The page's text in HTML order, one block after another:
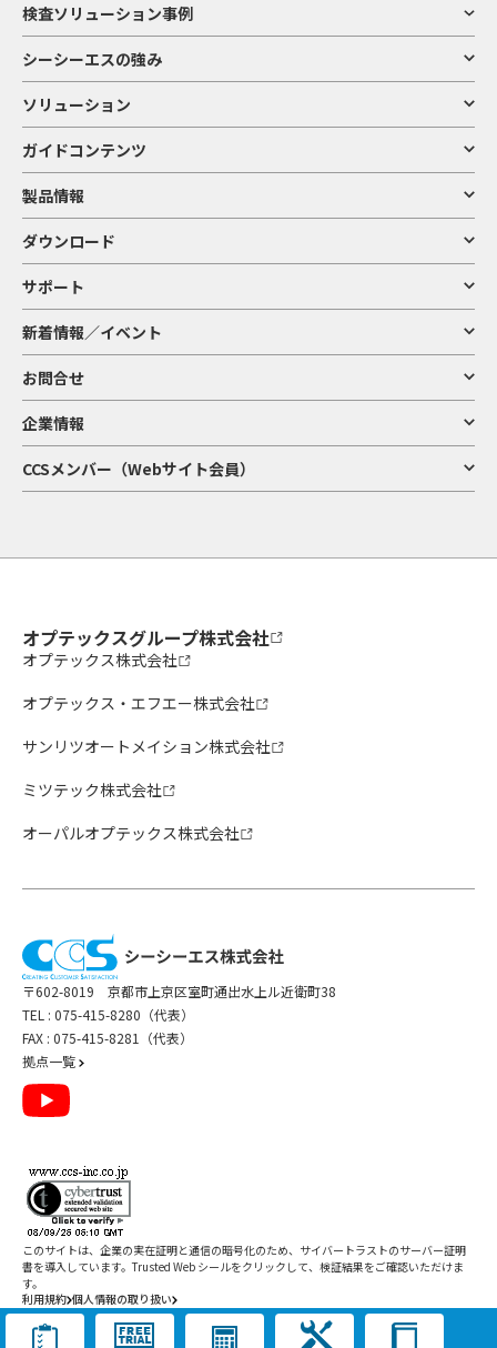
検査ソリューション事例
シーシーエスの強み
ソリューション
ガイドコンテンツ
製品情報
ダウンロード
サポート
新着情報／イベント
お問合せ
企業情報
CCSメンバー（Webサイト会員）
オプテックスグループ株式会社
オプテックス株式会社
オプテックス・エフエー株式会社
サンリツオートメイション株式会社
ミツテック株式会社
オーパルオプテックス株式会社
〒602-8019 京都市上京区室町通出水上ル近衛町38
TEL : 075-415-8280（代表）
FAX : 075-415-8281（代表）
拠点一覧
利用規約 個人情報の取り扱い
Copyright ©
2026CCS Inc. All Rights Reserved.
このサイトは、企業の実在証明と通信の暗号化のため、サイバートラストのサーバー証明
書を導入しています。Trusted Web シールをクリックして、検証結果をご確認いただけま
す。